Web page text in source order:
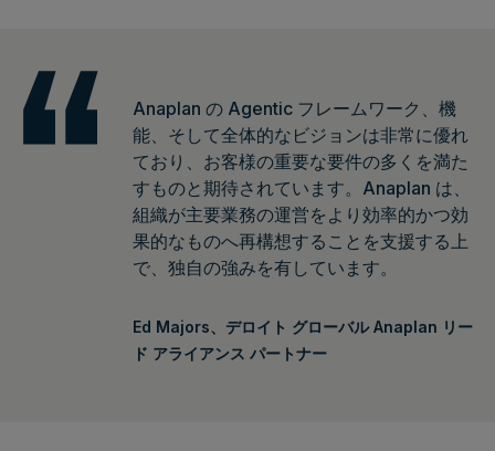
Anaplan の Agentic フレームワーク、機
能、そして全体的なビジョンは非常に優れ
ており、お客様の重要な要件の多くを満た
すものと期待されています。Anaplan は、
組織が主要業務の運営をより効率的かつ効
果的なものへ再構想することを支援する上
で、独自の強みを有しています。
Ed Majors、デロイト グローバル Anaplan リー
ド アライアンス パートナー